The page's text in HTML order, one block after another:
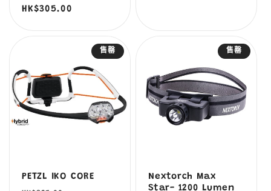
價
價
HK$305.00
售罄
PETZL IKO CORE
售罄
Nextorch Max
Star- 1200 Lumen